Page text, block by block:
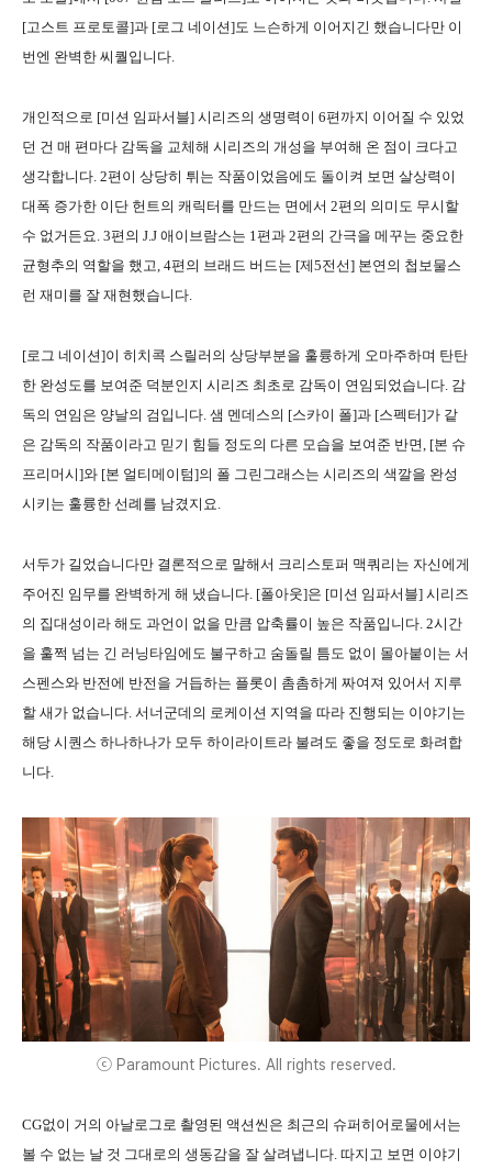
[고스트 프로토콜]과 [로그 네이션]도 느슨하게 이어지긴 했습니다만 이
번엔 완벽한 씨퀄입니다.
개인적으로 [미션 임파서블] 시리즈의 생명력이 6편까지 이어질 수 있었
던 건 매 편마다 감독을 교체해 시리즈의 개성을 부여해 온 점이 크다고
생각합니다. 2편이 상당히 튀는 작품이었음에도 돌이켜 보면 살상력이
대폭 증가한 이단 헌트의 캐릭터를 만드는 면에서 2편의 의미도 무시할
수 없거든요. 3편의 J.J 애이브람스는 1편과 2편의 간극을 메꾸는 중요한
균형추의 역할을 했고, 4편의 브래드 버드는 [제5전선] 본연의 첩보물스
런 재미를 잘 재현했습니다.
[로그 네이션]이 히치콕 스릴러의 상당부분을 훌륭하게 오마주하며 탄탄
한 완성도를 보여준 덕분인지 시리즈 최초로 감독이 연임되었습니다. 감
독의 연임은 양날의 검입니다. 샘 멘데스의 [스카이 폴]과 [스펙터]가 같
은 감독의 작품이라고 믿기 힘들 정도의 다른 모습을 보여준 반면, [본 슈
프리머시]와 [본 얼티메이텀]의 폴 그린그래스는 시리즈의 색깔을 완성
시키는 훌륭한 선례를 남겼지요.
서두가 길었습니다만 결론적으로 말해서 크리스토퍼 맥쿼리는 자신에게
주어진 임무를 완벽하게 해 냈습니다. [폴아웃]은 [미션 임파서블] 시리즈
의 집대성이라 해도 과언이 없을 만큼 압축률이 높은 작품입니다. 2시간
을 훌쩍 넘는 긴 러닝타임에도 불구하고 숨돌릴 틈도 없이 몰아붙이는 서
스펜스와 반전에 반전을 거듭하는 플롯이 촘촘하게 짜여져 있어서 지루
할 새가 없습니다. 서너군데의 로케이션 지역을 따라 진행되는 이야기는
해당 시퀀스 하나하나가 모두 하이라이트라 불려도 좋을 정도로 화려합
니다.
ⓒ Paramount Pictures. All rights reserved.
CG없이 거의 아날로그로 촬영된 액션씬은 최근의 슈퍼히어로물에서는
볼 수 없는 날 것 그대로의 생동감을 잘 살려냅니다. 따지고 보면 이야기